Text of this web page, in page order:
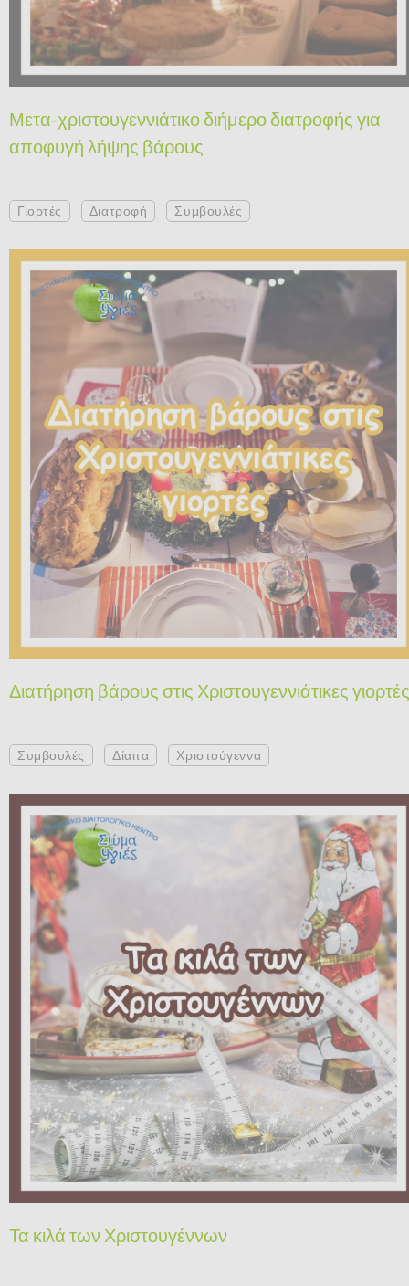
Μετα-χριστουγεννιάτικο διήμερο διατροφής για
αποφυγή λήψης βάρους
Γιορτές Διατροφή Συμβουλές
Διατήρηση βάρους στις Χριστουγεννιάτικες γιορτές
Συμβουλές Δίαιτα Χριστούγεννα
Τα κιλά των Χριστουγέννων